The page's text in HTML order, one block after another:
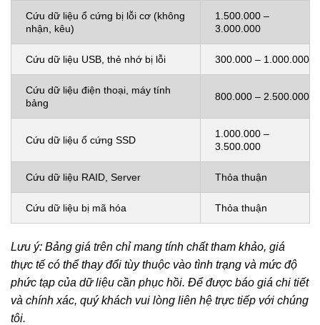
Cứu dữ liệu ổ cứng bị lỗi cơ (không
nhận, kêu)
1.500.000 –
3.000.000
Cứu dữ liệu USB, thẻ nhớ bị lỗi 300.000 – 1.000.000
Cứu dữ liệu điện thoại, máy tính
bảng
800.000 – 2.500.000
Cứu dữ liệu ổ cứng SSD
1.000.000 –
3.500.000
Cứu dữ liệu RAID, Server Thỏa thuận
Cứu dữ liệu bị mã hóa Thỏa thuận
Lưu ý: Bảng giá trên chỉ mang tính chất tham khảo, giá
thực tế có thể thay đổi tùy thuộc vào tình trạng và mức độ
phức tạp của dữ liệu cần phục hồi. Để được báo giá chi tiết
và chính xác, quý khách vui lòng liên hệ trực tiếp với chúng
tôi.